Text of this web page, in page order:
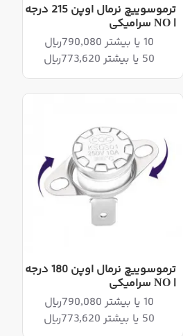
ترموسوییچ نرمال اوپن 215 درجه
| NO سرامیکی
10 یا بیشتر 790,080ریال
50 یا بیشتر 773,620ریال
ترموسوییچ نرمال اوپن 180 درجه
| NO سرامیکی
10 یا بیشتر 790,080ریال
50 یا بیشتر 773,620ریال